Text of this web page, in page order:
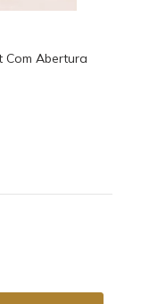
Com Abertura